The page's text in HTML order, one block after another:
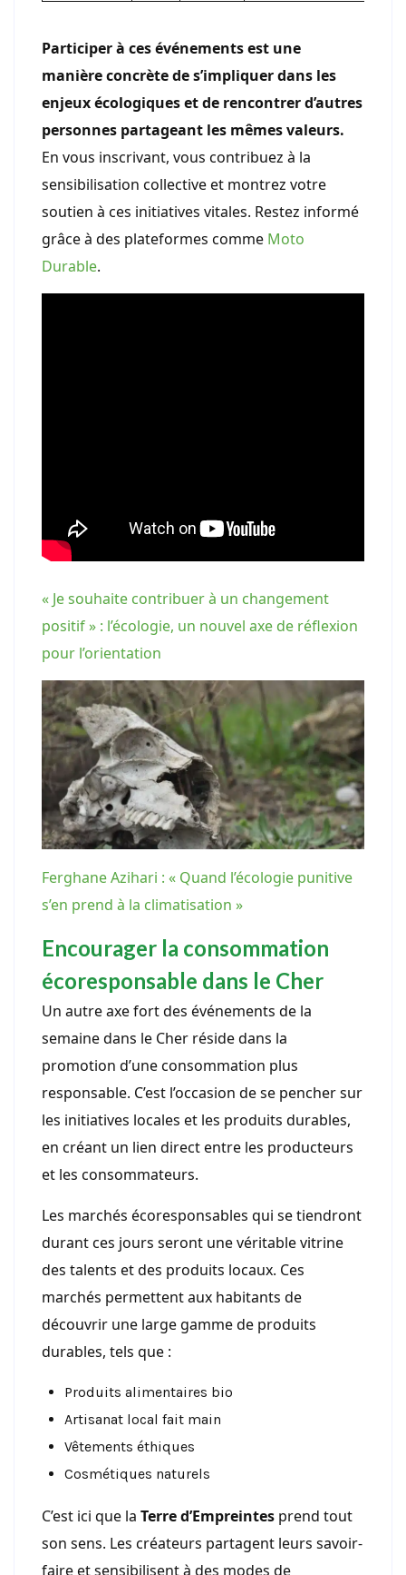
Participer à ces événements est une
manière concrète de s’impliquer dans les
enjeux écologiques et de rencontrer d’autres
personnes partageant les mêmes valeurs.
En vous inscrivant, vous contribuez à la
sensibilisation collective et montrez votre
soutien à ces initiatives vitales. Restez informé
grâce à des plateformes comme Moto
Durable.
« Je souhaite contribuer à un changement
positif » : l’écologie, un nouvel axe de réflexion
pour l’orientation
Ferghane Azihari : « Quand l’écologie punitive
s’en prend à la climatisation »
Encourager la consommation
écoresponsable dans le Cher
Un autre axe fort des événements de la
semaine dans le Cher réside dans la
promotion d’une consommation plus
responsable. C’est l’occasion de se pencher sur
les initiatives locales et les produits durables,
en créant un lien direct entre les producteurs
et les consommateurs.
Les marchés écoresponsables qui se tiendront
durant ces jours seront une véritable vitrine
des talents et des produits locaux. Ces
marchés permettent aux habitants de
découvrir une large gamme de produits
durables, tels que :
Produits alimentaires bio
Artisanat local fait main
Vêtements éthiques
Cosmétiques naturels
C’est ici que la Terre d’Empreintes prend tout
son sens. Les créateurs partagent leurs savoir-
faire et sensibilisent à des modes de